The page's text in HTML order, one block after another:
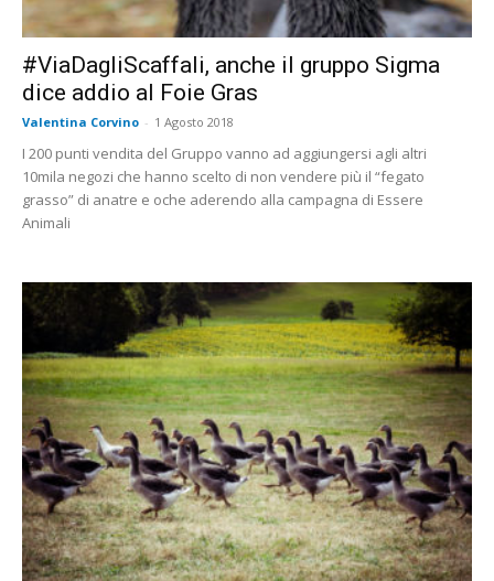
#ViaDagliScaffali, anche il gruppo Sigma
dice addio al Foie Gras
Valentina Corvino - 1 Agosto 2018
I 200 punti vendita del Gruppo vanno ad aggiungersi agli altri
10mila negozi che hanno scelto di non vendere più il “fegato
grasso” di anatre e oche aderendo alla campagna di Essere
Animali